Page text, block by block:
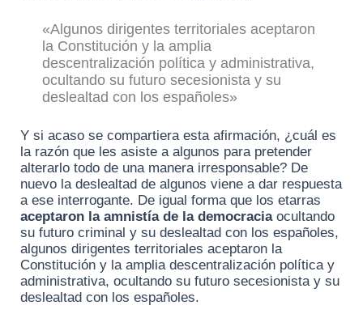
«Algunos dirigentes territoriales aceptaron
la Constitución y la amplia
descentralización política y administrativa,
ocultando su futuro secesionista y su
deslealtad con los españoles»
Y si acaso se compartiera esta afirmación, ¿cuál es
la razón que les asiste a algunos para pretender
alterarlo todo de una manera irresponsable? De
nuevo la deslealtad de algunos viene a dar respuesta
a ese interrogante. De igual forma que los etarras
aceptaron la amnistía de la democraciaocultando
su futuro criminal y su deslealtad con los españoles,
algunos dirigentes territoriales aceptaron la
Constitución y la amplia descentralización política y
administrativa, ocultando su futuro secesionista y su
deslealtad con los españoles.